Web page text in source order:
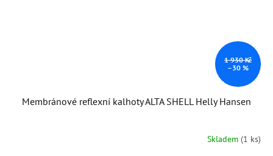
1 930 Kč
–30 %
Membránové reflexní kalhoty ALTA SHELL Helly Hansen
Skladem (1 ks)